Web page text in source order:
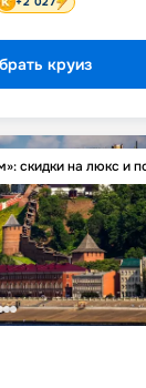
круиз
скидки на люкс и